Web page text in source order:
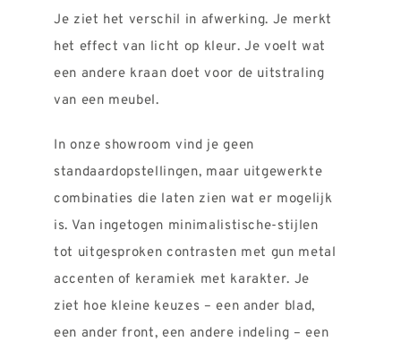
Je ziet het verschil in afwerking. Je merkt
het effect van licht op kleur. Je voelt wat
een andere kraan doet voor de uitstraling
van een meubel.
In onze showroom vind je geen
standaardopstellingen, maar uitgewerkte
combinaties die laten zien wat er mogelijk
is. Van ingetogen minimalistische-stijlen
tot uitgesproken contrasten met gun metal
accenten of keramiek met karakter. Je
ziet hoe kleine keuzes – een ander blad,
een ander front, een andere indeling – een